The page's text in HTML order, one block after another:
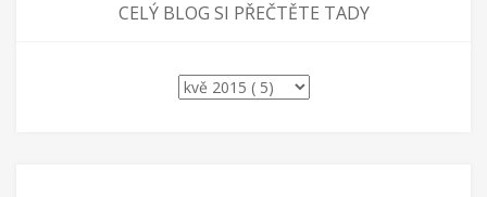
CELÝ BLOG SI PŘEČTĚTE TADY